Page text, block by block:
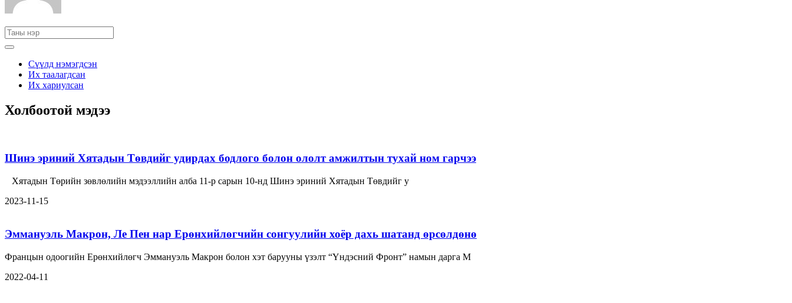
Сүүлд нэмэгдсэн
Их таалагдсан
Их хариулсан
Холбоотой мэдээ
Шинэ эриний Хятадын Төвдийг удирдах бодлого болон ололт амжилтын тухай ном гарчээ
Хятадын Төрийн зөвлөлийн мэдээллийн алба 11-р сарын 10-нд Шинэ эриний Хятадын Төвдийг у
2023-11-15
Эммануэль Макрон, Ле Пен нар Ерөнхийлөгчийн сонгуулийн хоёр дахь шатанд өрсөлдөнө
Францын одоогийн Ерөнхийлөгч Эммануэль Макрон болон хэт барууны үзэлт “Үндэсний Фронт” намын дарга М
2022-04-11